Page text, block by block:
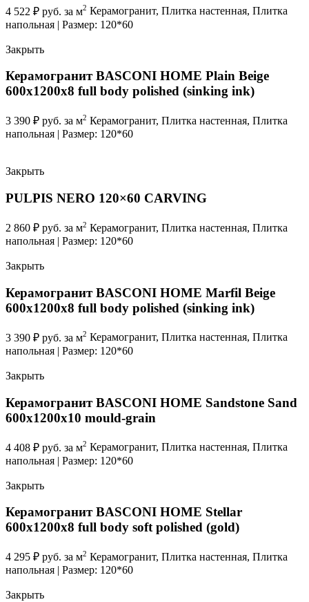
4 522 ₽ руб. за м2 Керамогранит, Плитка настенная, Плитка
напольная | Размер: 120*60
Закрыть
Керамогранит BASCONI HOME Plain Beige
600x1200x8 full body polished (sinking ink)
3 390 ₽ руб. за м2 Керамогранит, Плитка настенная, Плитка
напольная | Размер: 120*60
Закрыть
PULPIS NERO 120×60 CARVING
2 860 ₽ руб. за м2 Керамогранит, Плитка настенная, Плитка
напольная | Размер: 120*60
Закрыть
Керамогранит BASCONI HOME Marfil Beige
600x1200x8 full body polished (sinking ink)
3 390 ₽ руб. за м2 Керамогранит, Плитка настенная, Плитка
напольная | Размер: 120*60
Закрыть
Керамогранит BASCONI HOME Sandstone Sand
600x1200x10 mould-grain
4 408 ₽ руб. за м2 Керамогранит, Плитка настенная, Плитка
напольная | Размер: 120*60
Закрыть
Керамогранит BASCONI HOME Stellar
600x1200x8 full body soft polished (gold)
4 295 ₽ руб. за м2 Керамогранит, Плитка настенная, Плитка
напольная | Размер: 120*60
Закрыть